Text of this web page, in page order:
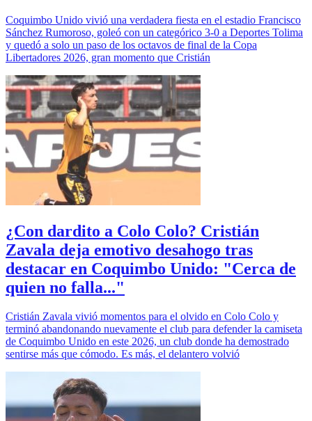
Coquimbo Unido vivió una verdadera fiesta en el estadio Francisco
Sánchez Rumoroso, goleó con un categórico 3-0 a Deportes Tolima
y quedó a solo un paso de los octavos de final de la Copa
Libertadores 2026, gran momento que Cristián
¿Con dardito a Colo Colo? Cristián
Zavala deja emotivo desahogo tras
destacar en Coquimbo Unido: "Cerca de
quien no falla..."
Cristián Zavala vivió momentos para el olvido en Colo Colo y
terminó abandonando nuevamente el club para defender la camiseta
de Coquimbo Unido en este 2026, un club donde ha demostrado
sentirse más que cómodo. Es más, el delantero volvió